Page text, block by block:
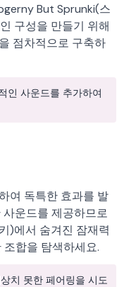
But Sprunki(스
구성을 만들기 위해
점차적으로 구축하
인 사운드를 추가하여
여 독특한 효과를 발
운드를 제공하므로
)에서 숨겨진 잠재력
합을 탐색하세요.
치 못한 페어링을 시도